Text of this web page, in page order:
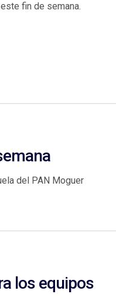
fin de semana.
del PAN Moguer
los equipos